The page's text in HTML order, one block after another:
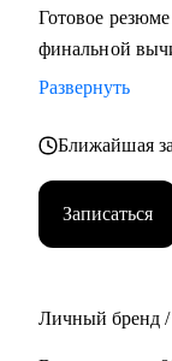
Готовое
финальной
Развернуть
Ближайшая
Записаться
Личный бренд /